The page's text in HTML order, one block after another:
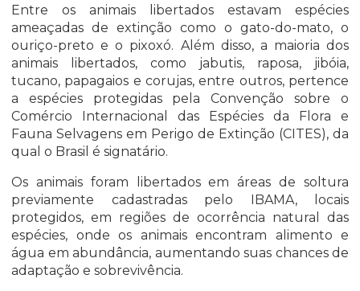
Entre os animais libertados estavam espécies
ameaçadas de extinção como o gato-do-mato, o
ouriço-preto e o pixoxó. Além disso, a maioria dos
animais libertados, como jabutis, raposa, jibóia,
tucano, papagaios e corujas, entre outros, pertence
a espécies protegidas pela Convenção sobre o
Comércio Internacional das Espécies da Flora e
Fauna Selvagens em Perigo de Extinção (CITES), da
qual o Brasil é signatário.
Os animais foram libertados em áreas de soltura
previamente cadastradas pelo IBAMA, locais
protegidos, em regiões de ocorrência natural das
espécies, onde os animais encontram alimento e
água em abundância, aumentando suas chances de
adaptação e sobrevivência.